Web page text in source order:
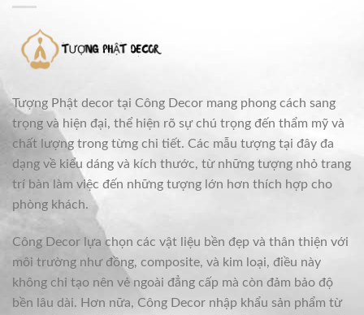
Tượng Phật decor tại Công Decor mang phong cách sang
trọng và hiện đại, thể hiện rõ sự chú trọng đến thẩm mỹ và
chất lượng trong từng chi tiết. Các mẫu tượng tại đây đa
dạng về kiểu dáng và kích thước, từ những tượng nhỏ trang
trí bàn làm việc đến những tượng lớn hơn thích hợp cho
phòng khách.
Công Decor lựa chọn các vật liệu bền đẹp và thân thiện với
môi trường như đồng, composite, và kim loại, điều này
không chỉ tạo nên vẻ ngoài đẳng cấp mà còn đảm bảo độ
bền lâu dài. Hơn nữa, Công Decor nhập khẩu sản phẩm từ